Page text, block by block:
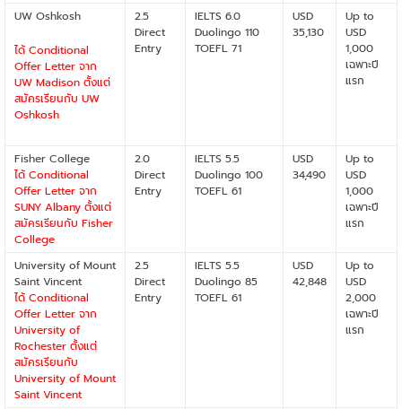
UW Oshkosh
ได้ Conditional
Offer Letter จาก
UW Madison ตั้งแต่
สมัครเรียนกับ UW
Oshkosh
2.5
Direct
Entry
IELTS 6.0
Duolingo 110
TOEFL 71
USD
35,130
Up to
USD
1,000
เฉพาะปี
แรก
Fisher College
ได้ Conditional
Offer Letter จาก
SUNY Albany ตั้งแต่
สมัครเรียนกับ Fisher
College
2.0
Direct
Entry
IELTS 5.5
Duolingo 100
TOEFL 61
USD
34,490
Up to
USD
1,000
เฉพาะปี
แรก
University of Mount
Saint Vincent
ได้ Conditional
Offer Letter จาก
University of
Rochester ตั้งแต่
สมัครเรียนกับ
University of Mount
Saint Vincent
2.5
Direct
Entry
IELTS 5.5
Duolingo 85
TOEFL 61
USD
42,848
Up to
USD
2,000
เฉพาะปี
แรก